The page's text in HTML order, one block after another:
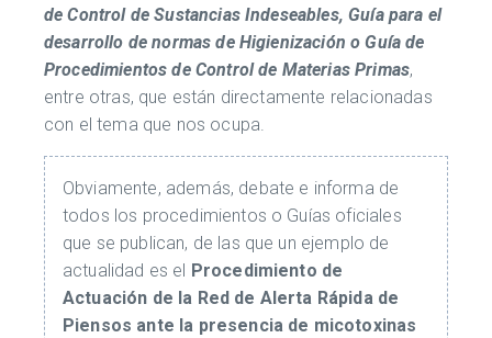
de Control de Sustancias Indeseables, Guía para el
desarrollo de normas de Higienización o Guía de
Procedimientos de Control de Materias Primas,
entre otras, que están directamente relacionadas
con el tema que nos ocupa.
Obviamente, además, debate e informa de
todos los procedimientos o Guías oficiales
que se publican, de las que un ejemplo de
actualidad es el
Procedimiento de
Actuación de la Red de Alerta Rápida de
Piensos ante la presencia de micotoxinas